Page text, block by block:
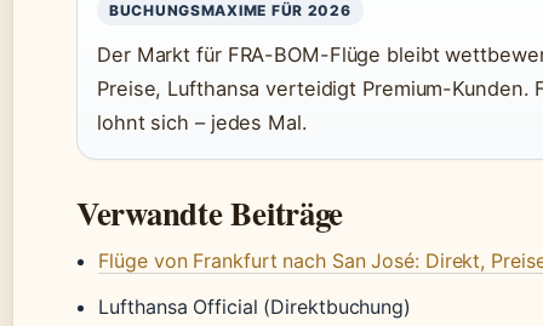
BUCHUNGSMAXIME FÜR 2026
Der Markt für FRA-BOM-Flüge bleibt
Preise, Lufthansa verteidigt Premium-Kunden.
lohnt sich – jedes Mal.
Verwandte Beiträge
Flüge von Frankfurt nach San José: Direkt,
Lufthansa Official (Direktbuchung)